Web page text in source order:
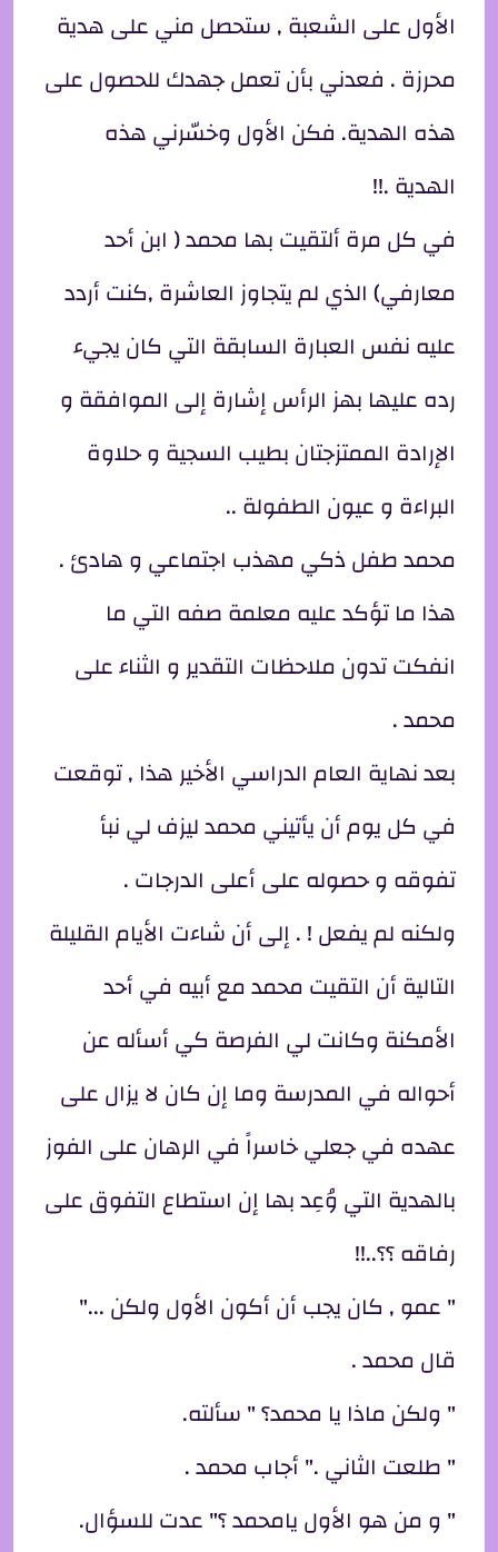
الأول على الشعبة , ستحصل مني على هدية
محرزة . فعدني بأن تعمل جهدك للحصول على
هذه الهدية. فكن الأول وخسّرني هذه
الهدية .!!
في كل مرة ألتقيت بها محمد ( ابن أحد
معارفي) الذي لم يتجاوز العاشرة ,كنت أردد
عليه نفس العبارة السابقة التي كان يجيء
رده عليها بهز الرأس إشارة إلى الموافقة و
الإرادة الممتزجتان بطيب السجية و حلاوة
البراءة و عيون الطفولة ..
محمد طفل ذكي مهذب اجتماعي و هادئ .
هذا ما تؤكد عليه معلمة صفه التي ما
انفكت تدون ملاحظات التقدير و الثناء على
محمد .
بعد نهاية العام الدراسي الأخير هذا , توقعت
في كل يوم أن يأتيني محمد ليزف لي نبأ
تفوقه و حصوله على أعلى الدرجات .
ولكنه لم يفعل ! . إلى أن شاءت الأيام القليلة
التالية أن التقيت محمد مع أبيه في أحد
الأمكنة وكانت لي الفرصة كي أسأله عن
أحواله في المدرسة وما إن كان لا يزال على
عهده في جعلي خاسراً في الرهان على الفوز
بالهدية التي وُعِد بها إن استطاع التفوق على
رفاقه ؟؟..!!
" عمو , كان يجب أن أكون الأول ولكن ..."
قال محمد .
" ولكن ماذا يا محمد؟ " سألته.
" طلعت الثاني ." أجاب محمد .
" و من هو الأول يامحمد ؟" عدت للسؤال.